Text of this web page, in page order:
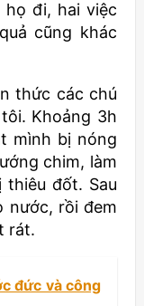
họ đi, hai việc
cũng khác
thức các chú
Khoảng 3h
mình bị nóng
chim, làm
đốt. Sau
nước, rồi đem
rát.
đức và công